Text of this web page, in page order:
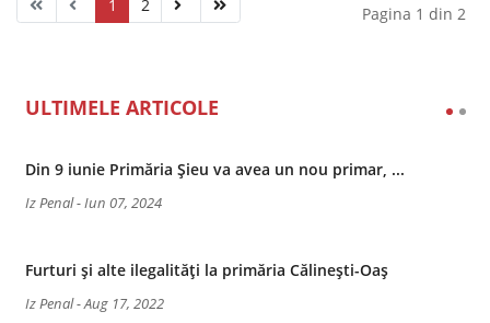
Pagina 1 din 2
1 2
ULTIMELE ARTICOLE
Din 9 iunie Primăria Șieu va avea un nou primar, ...
Iz Penal-Iun 07, 2024
Furturi și alte ilegalități la primăria Călinești-Oaș
Iz Penal-Aug 17, 2022